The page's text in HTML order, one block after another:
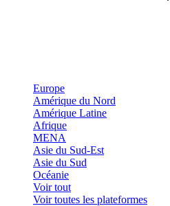
Europe
Amérique du Nord
Amérique Latine
Afrique
MENA
Asie du Sud-Est
Asie du Sud
Océanie
Voir tout
Voir toutes les plateformes